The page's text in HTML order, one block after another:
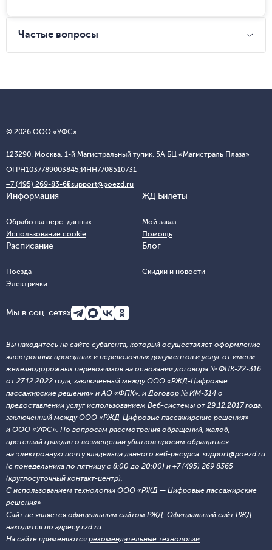
Частые вопросы
© 2026 ООО «УФС»
123290, Москва, 1-й Магистральный тупик, 5А БЦ «Магистраль Плаза»
ОГРН1037789003845;ИНН7708510731
+7 (495) 269-83-65support@poezd.ru
Информация
Обработка перс. данных
Использование cookie
ЖД Билеты
Мой заказ
Помощь
Расписание
Поезда
Электрички
Блог
Скидки и новости
Мы в соц. сетях
Вы находитесь на сайте субагента, который осуществляет оформление
электронных проездных и перевозочных документов и услуг от имени
железнодорожных перевозчиков на основании договора № ФПК-22-316
от 27.12.2022 года, заключенный между ООО «РЖД-Цифровые
пассажирские решения» и АО «ФПК», и Договор № ИМ-314 о
предоставлении услуг использованием Веб-системы от 29.12.2017 года,
заключенный между ООО «РЖД-Цифровые пассажирские решения»
и ООО «УФС». По вопросам рассмотрения обращений, жалоб,
претензий граждан о возмещении убытков просим обращаться
на электронную почту владельца данного веб-ресурса: support@poezd.ru
(с понедельника по пятницу с 8:00 до 20:00) и +7 (495) 269 8365
(круглосуточный контакт-центр).
С использованием технологии ООО «РЖД — Цифровые пассажирские
решения»
Сайт не является официальным сайтом РЖД. Официальный сайт РЖД
находится по адресу rzd.ru
На сайте применяются рекомендательные технологии.